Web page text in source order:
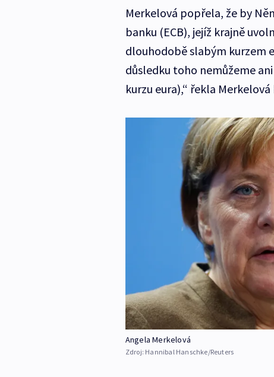
Merkelová popřela, že by
banku (ECB), jejíž krajně
dlouhodobě slabým kurzem
důsledku toho nemůžeme
kurzu eura),“ řekla
Angela Merkelová
Zdroj: Hannibal Hanschke/Reuters